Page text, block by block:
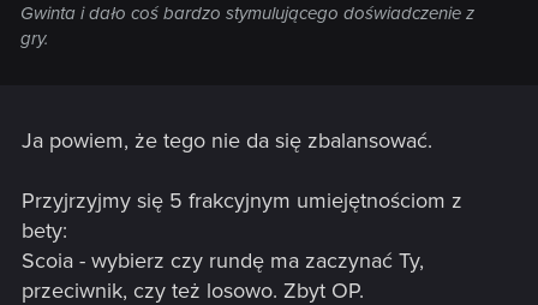
Gwinta i dało coś bardzo stymulującego doświadczenie z
gry.
Ja powiem, że tego nie da się zbalansować.
Przyjrzyjmy się 5 frakcyjnym umiejętnościom z
bety:
Scoia - wybierz czy rundę ma zaczynać Ty,
przeciwnik, czy też losowo. Zbyt OP.